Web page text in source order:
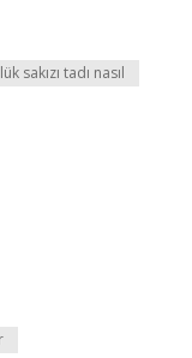
sakızı tadı nasıl